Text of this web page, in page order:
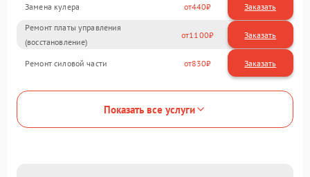
Замена кулера 440
Ремонт платы управления
(восстановление)
1100
Ремонт силовой части 830
Показать все услуги